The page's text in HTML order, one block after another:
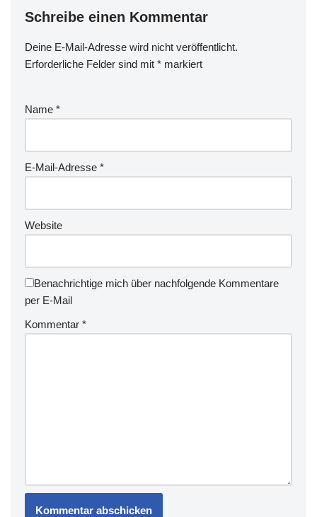
Schreibe einen Kommentar
Deine E-Mail-Adresse wird nicht veröffentlicht.
Erforderliche Felder sind mit * markiert
Name *
E-Mail-Adresse *
Website
Benachrichtige mich über nachfolgende Kommentare
per E-Mail
Kommentar *